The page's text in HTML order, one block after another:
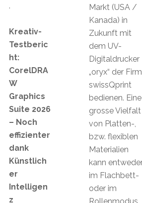
Markt (USA /
Kanada) in
Zukunft mit
dem UV-
Digitaldrucker
„oryx“ der
swissQprint
bedienen. Eine
grosse Vielfalt
von Platten-,
bzw. flexiblen
Materialien
kann
im Flachbett-
oder im
.
Kreativ-
Testberic
ht:
CorelDRA
W
Graphics
Suite 2026
– Noch
effizienter
dank
Künstlich
er
Intelligen
z